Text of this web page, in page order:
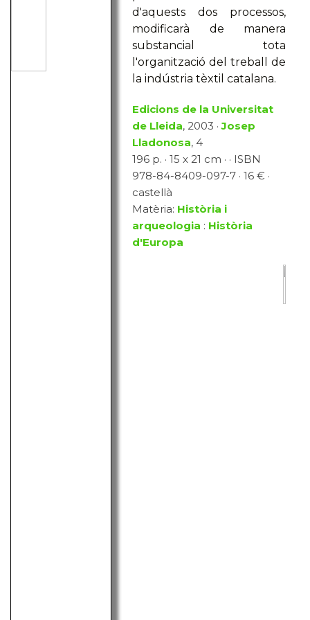
d'aquests dos processos,
modificarà de manera
substancial tota
l'organització del treball de
la indústria tèxtil catalana.
Edicions de la Universitat
de Lleida, 2003 ·Josep
Lladonosa, 4
196 p. · 15 x 21 cm · · ISBN
978-84-8409-097-7 · 16 € ·
castellà
Matèria: Història i
arqueologia : Història
d'Europa